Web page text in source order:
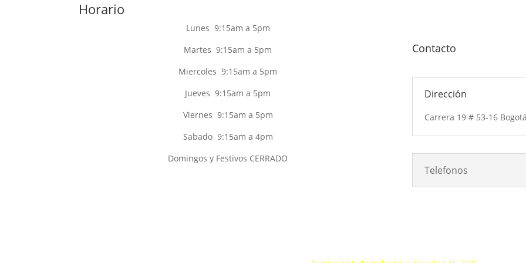
Horario
Lunes 9:15am a 5pm
Martes 9:15am a 5pm
Miercoles 9:15am a 5pm
Jueves 9:15am a 5pm
Viernes 9:15am a 5pm
Sabado 9:15am a 4pm
Domingos y Festivos CERRADO
Contacto
Dirección
Carrera 19 # 53-16
Telefonos